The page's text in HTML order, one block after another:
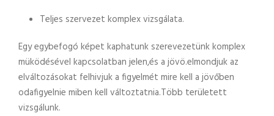
Teljes szervezet komplex vizsgálata.
Egy egybefogó képet kaphatunk szerevezetünk komplex
müködésével kapcsolatban jelen,és a jövö.elmondjuk az
elváltozásokat felhivjuk a figyelmét mire kell a jövőben
odafigyelnie miben kell változtatnia.Több területett
vizsgálunk.